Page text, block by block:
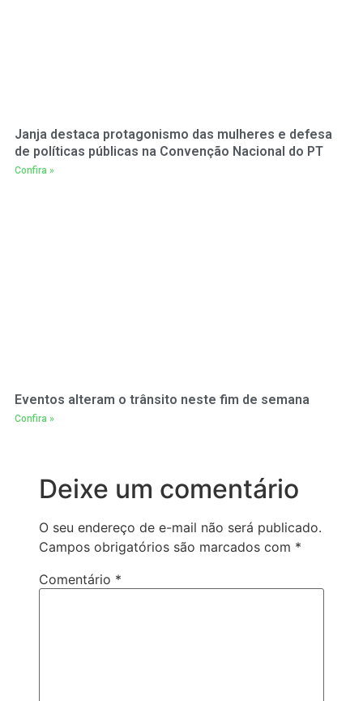
Janja destaca protagonismo das mulheres e defesa
de políticas públicas na Convenção Nacional do PT
Confira »
Eventos alteram o trânsito neste fim de semana
Confira »
Deixe um comentário
O seu endereço de e-mail não será publicado.
Campos obrigatórios são marcados com *
Comentário *